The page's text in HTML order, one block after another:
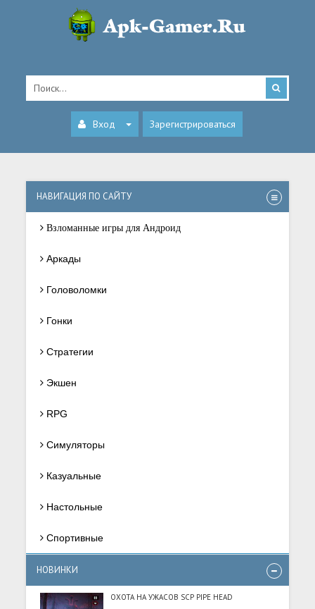
Вход Зарегистрироваться
НАВИГАЦИЯ ПО САЙТУ
Взломанные игры для Андроид
Аркады
Головоломки
Гонки
Стратегии
Экшен
RPG
Симуляторы
Казуальные
Настольные
Спортивные
НОВИНКИ
ОХОТА НА УЖАСОВ SCP PIPE HEAD